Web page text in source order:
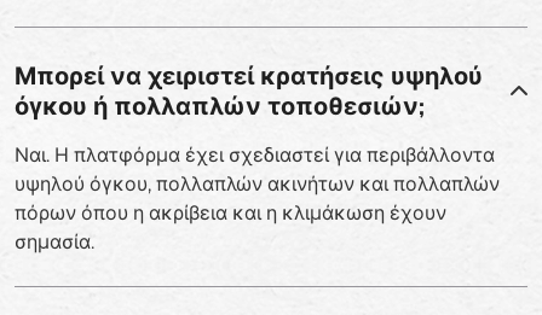
Μπορεί να χειριστεί κρατήσεις υψηλού
όγκου ή πολλαπλών τοποθεσιών;
Ναι. Η πλατφόρμα έχει σχεδιαστεί για περιβάλλοντα
υψηλού όγκου, πολλαπλών ακινήτων και πολλαπλών
πόρων όπου η ακρίβεια και η κλιμάκωση έχουν
σημασία.